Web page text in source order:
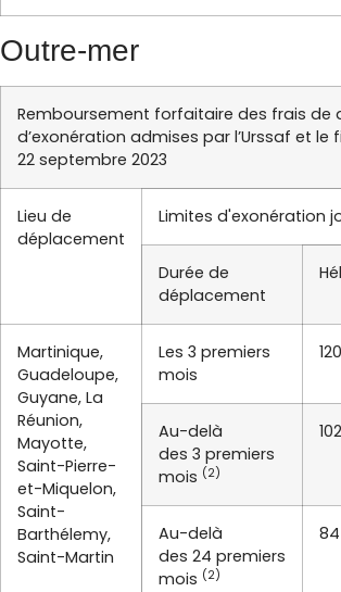
Outre-mer
Remboursement forfaitaire des frais de
d’exonération admises par l’Urssaf et
22 septembre 2023
Lieu de
déplacement
Limites d'exonération
Durée de
déplacement
Martinique,
Guadeloupe,
Guyane, La
Réunion,
Mayotte,
Saint-Pierre-
et-Miquelon,
Saint-
Barthélemy,
Saint-Martin
Les 3 premiers
mois
Au-delà
des 3 premiers
mois (2)
Au-delà
des 24 premiers
mois (2)